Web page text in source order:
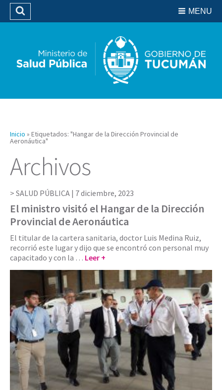
Biblioteca
MENU
Buscar
Inicio » Etiquetados: "Hangar de la Dirección Provincial de
Aeronáutica"
Archivos
SALUD PÚBLICA | 7 diciembre, 2023
El ministro visitó el Hangar de la Dirección
Provincial de Aeronáutica
El titular de la cartera sanitaria, doctor Luis Medina Ruiz,
recorrió este lugar y dijo que se encontró con personal muy
capacitado y con la … Leer +